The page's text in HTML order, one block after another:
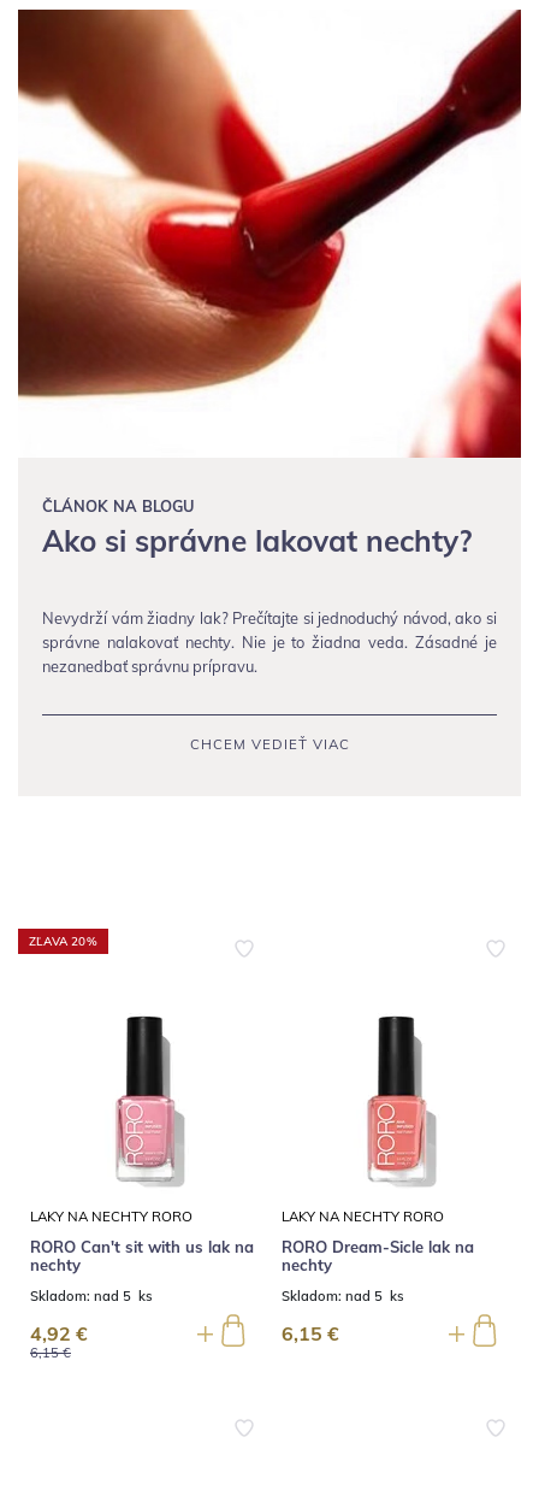
ČLÁNOK NA BLOGU
Ako si správne lakovat nechty?
Nevydrží vám žiadny lak? Prečítajte si jednoduchý návod, ako si
správne nalakovať nechty. Nie je to žiadna veda. Zásadné je
nezanedbať správnu prípravu.
CHCEM VEDIEŤ VIAC
ZĽAVA 20%
LAKY NA NECHTY RORO
RORO Can't sit with us lak na
nechty
Skladom: nad 5 ks
6,15 €
4,92 €
LAKY NA NECHTY RORO
RORO Dream-Sicle lak na
nechty
Skladom: nad 5 ks
6,15 €